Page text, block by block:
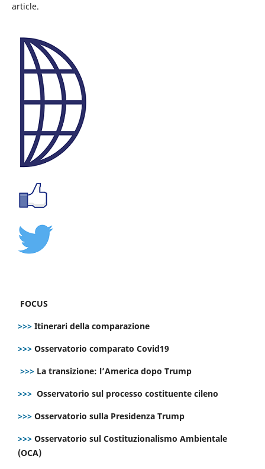
article.
FOCUS
>>> Itinerari della comparazione
>>> Osservatorio comparato Covid19
>>> La transizione: l’America dopo Trump
>>> Osservatorio sul processo costituente cileno
>>> Osservatorio sulla Presidenza Trump
>>> Osservatorio sul Costituzionalismo Ambientale
(OCA)